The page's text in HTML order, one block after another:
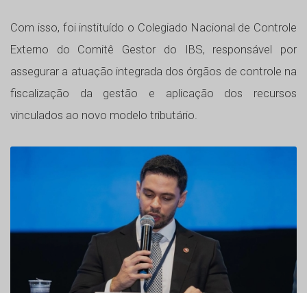
Com isso, foi instituído o Colegiado Nacional de Controle
Externo do Comitê Gestor do IBS, responsável por
assegurar a atuação integrada dos órgãos de controle na
fiscalização da gestão e aplicação dos recursos
vinculados ao novo modelo tributário.